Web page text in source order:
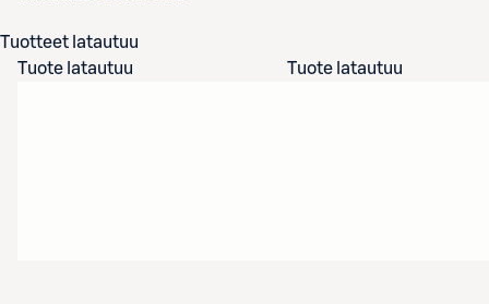
Tuotteet latautuu
Tuote latautuu
Tuote latautuu